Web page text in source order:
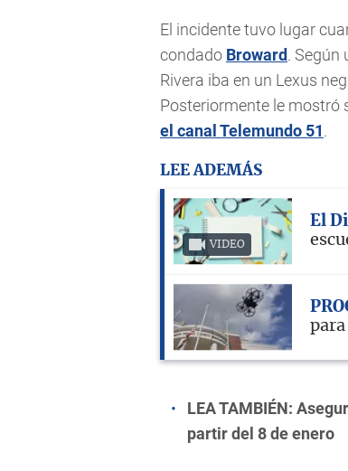
El incidente tuvo lugar
condado Broward. Según
Rivera iba en un Lexus
Posteriormente le mostró
el canal Telemundo 51.
LEE ADEMÁS
VIDEO
El
para
LEA TAMBIÉN:
partir del 8 de enero